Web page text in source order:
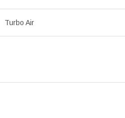
Turbo Air